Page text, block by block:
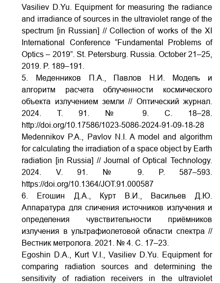
Vasiliev D.Yu. Equipment for measuring the radiance
and irradiance of sources in the ultraviolet range of the
spectrum [in Russian] // Collection of works of the XI
International Conference “Fundamental Problems of
Optics – 2019”. St. Petersburg. Russia. October 21–25,
2019. P. 189–191.
5. Меденников П.А., Павлов Н.И. Модель и
алгоритм расчета облученности космического
объекта излучением земли // Оптический журнал.
2024. Т. 91. № 9. С. 18–28.
http://doi.org/10.17586/1023-5086-2024-91-09-18-28
Medennikov P.A., Pavlov N.I. A model and algorithm
for calculating the irradiation of a space object by Earth
radiation [in Russia] // Journal of Optical Technology.
2024. V. 91. № 9. P. 587–593.
https://doi.org/10.1364/JOT.91.000587
6. Егошин Д.А., Курт В.И., Васильев Д.Ю.
Аппаратура для сличения источников излучения и
определения чувствительности приёмников
излучения в ультрафиолетовой области спектра //
Вестник метролога. 2021. № 4. С. 17–23.
Egoshin D.A., Kurt V.I., Vasiliev D.Yu. Equipment for
comparing radiation sources and determining the
sensitivity of radiation receivers in the ultraviolet